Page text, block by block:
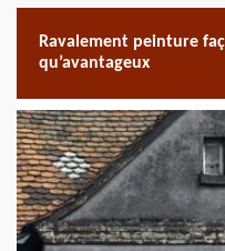
Ravalement peinture
qu’avantageux